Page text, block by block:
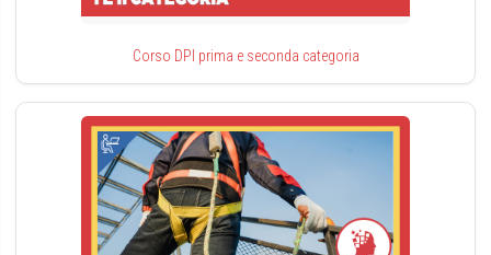
Corso DPI prima e seconda categoria